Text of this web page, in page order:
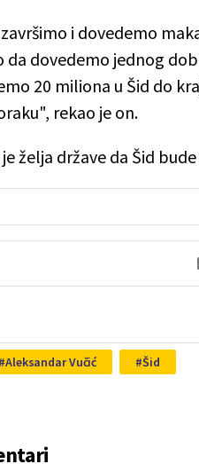
i dovedemo
da dovedemo jednog
20 miliona u Šid do
rekao je on.
želja države da Šid
Aleksandar Vučić Šid